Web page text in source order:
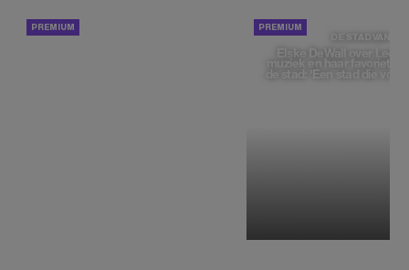
DE STAD VAN
Elske DeWall over
muziek en haar favoriete
de stad: 'Een stad die